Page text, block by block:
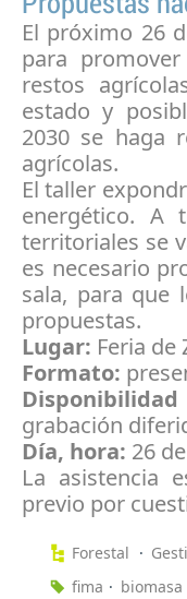
El próximo 26
para
restos
estado y
2030 se haga
agrícolas.
El taller
energético. A
territoriales se
es necesario
sala, para que
propuestas.
Lugar: Feria de
Formato:
grabación
Día, hora: 26
La asistencia
previo por
Forestal
fima
biomasa